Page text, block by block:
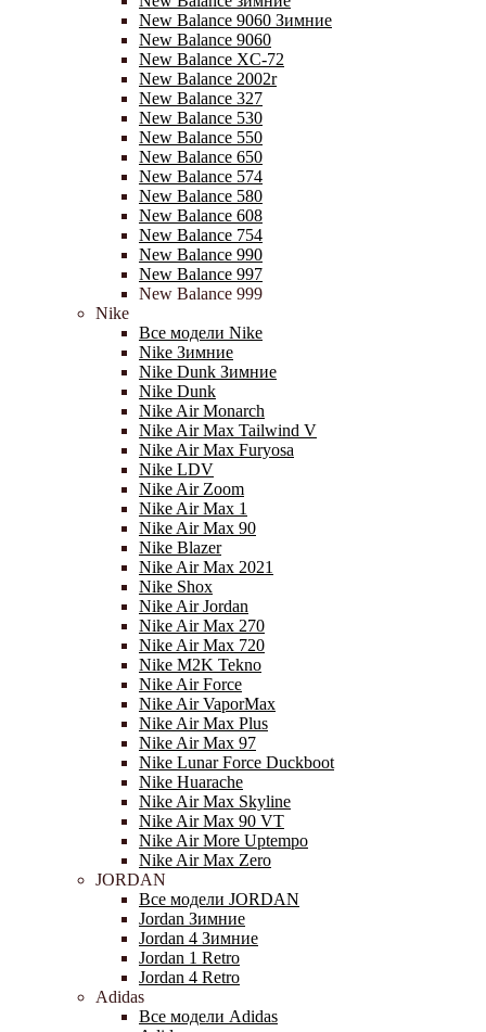
New Balance 9060 Зимние
New Balance 9060
New Balance XC-72
New Balance 2002r
New Balance 327
New Balance 530
New Balance 550
New Balance 650
New Balance 574
New Balance 580
New Balance 608
New Balance 754
New Balance 990
New Balance 997
New Balance 999
Nike
Все модели Nike
Nike Зимние
Nike Dunk Зимние
Nike Dunk
Nike Air Monarch
Nike Air Max Tailwind V
Nike Air Max Furyosa
Nike LDV
Nike Air Zoom
Nike Air Max 1
Nike Air Max 90
Nike Blazer
Nike Air Max 2021
Nike Shox
Nike Air Jordan
Nike Air Max 270
Nike Air Max 720
Nike M2K Tekno
Nike Air Force
Nike Air VaporMax
Nike Air Max Plus
Nike Air Max 97
Nike Lunar Force Duckboot
Nike Huarache
Nike Air Max Skyline
Nike Air Max 90 VT
Nike Air More Uptempo
Nike Air Max Zero
JORDAN
Все модели JORDAN
Jordan Зимние
Jordan 4 Зимние
Jordan 1 Retro
Jordan 4 Retro
Adidas
Все модели Adidas